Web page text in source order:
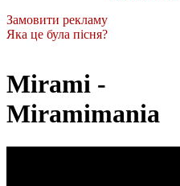
Замовити рекламу
Яка це була пісня?
Mirami -
Miramimania